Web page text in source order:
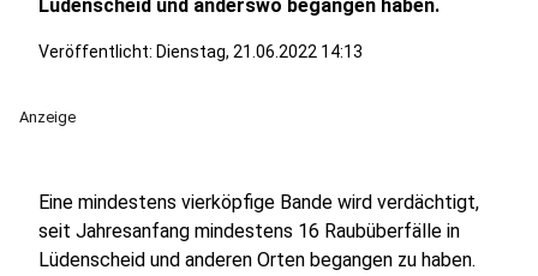
Lüdenscheid und anderswo begangen haben.
Veröffentlicht: Dienstag, 21.06.2022 14:13
Anzeige
Eine mindestens vierköpfige Bande wird verdächtigt,
seit Jahresanfang mindestens 16 Raubüberfälle in
Lüdenscheid und anderen Orten begangen zu haben.